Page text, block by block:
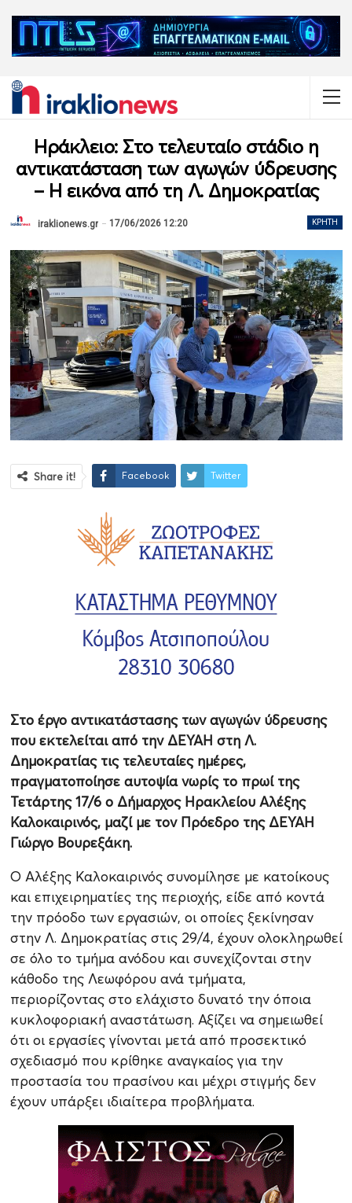
Ηράκλειο: Στο τελευταίο στάδιο η
αντικατάσταση των αγωγών ύδρευσης
– Η εικόνα από τη Λ. Δημοκρατίας
ΚΡΉΤΗ
iraklionews.gr 17/06/2026 12:20
Share it! Facebook Twitter
Στο έργο αντικατάστασης των αγωγών ύδρευσης
που εκτελείται από την ΔΕΥΑΗ στη Λ.
Δημοκρατίας τις τελευταίες ημέρες,
πραγματοποίησε αυτοψία νωρίς το πρωί της
Τετάρτης 17/6 ο Δήμαρχος Ηρακλείου Αλέξης
Καλοκαιρινός, μαζί με τον Πρόεδρο της ΔΕΥΑΗ
Γιώργο Βουρεξάκη.
Ο Αλέξης Καλοκαιρινός συνομίλησε με κατοίκους
και επιχειρηματίες της περιοχής, είδε από κοντά
την πρόοδο των εργασιών, οι οποίες ξεκίνησαν
στην Λ. Δημοκρατίας στις 29/4, έχουν ολοκληρωθεί
σε όλο το τμήμα ανόδου και συνεχίζονται στην
κάθοδο της Λεωφόρου ανά τμήματα,
περιορίζοντας στο ελάχιστο δυνατό την όποια
κυκλοφοριακή αναστάτωση. Αξίζει να σημειωθεί
ότι οι εργασίες γίνονται μετά από προσεκτικό
σχεδιασμό που κρίθηκε αναγκαίος για την
προστασία του πρασίνου και μέχρι στιγμής δεν
έχουν υπάρξει ιδιαίτερα προβλήματα.